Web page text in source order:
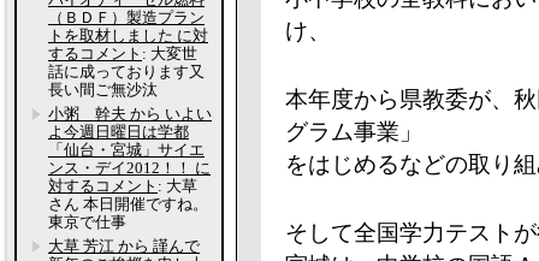
け、
本年度から県教委が、
グラム事業」
をはじめるなどの取り
そして全国学力テスト
（ＢＤＦ）製造プラン
トを取材しました に対
するコメント : 大変世
話に成っております又
長い間ご無沙汰
小粥 幹夫 から いよい
よ今週日曜日は学都
「仙台・宮城」サイエ
ンス・デイ2012！！ に
対するコメント : 大草
さん 本日開催ですね。
東京で仕事
大草 芳江 から 謹んで